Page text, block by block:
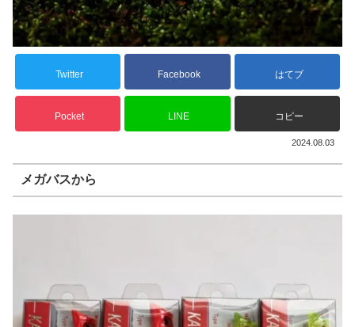
Twitter Facebook はてブ
Pocket LINE コピー
2024.08.03
メガバスから